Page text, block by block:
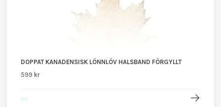
DOPPAT KANADENSISK LÖNNLÖV HALSBAND FÖRGYLLT
599 kr